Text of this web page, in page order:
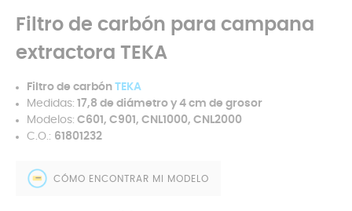
Filtro de carbón para campana
extractora TEKA
Filtro de carbón TEKA
Medidas: 17,8 de diámetro y 4 cm de grosor
Modelos: C601, C901, CNL1000, CNL2000
C.O.: 61801232
CÓMO ENCONTRAR MI MODELO